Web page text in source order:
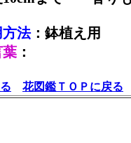
法：鉢植え用
葉 ：
花図鑑ＴＯＰに戻る